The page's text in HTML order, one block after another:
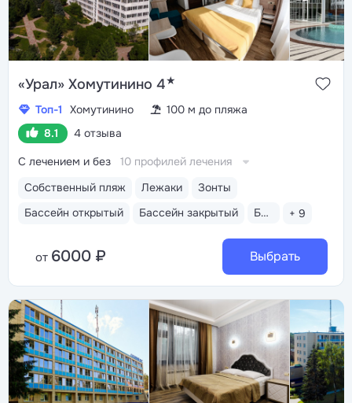
«Урал» Хомутинино 4★
Топ-1 Хомутинино
100 м до пляжа
8.1
4 отзыва
Собственный пляж Лежаки
Зонты
Бассейн открытый
Бассейн закрытый Бассейн детский + 9
С лечением и без 10 профилей лечения
от 6000 ₽ Выбрать